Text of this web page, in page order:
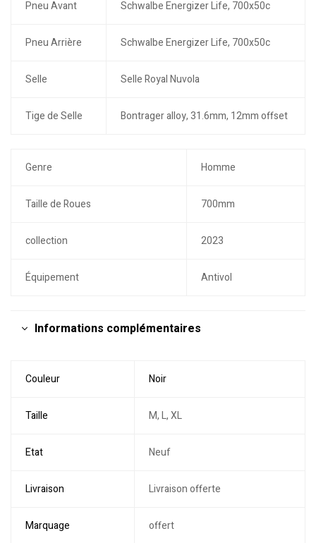
Pneu Avant Schwalbe Energizer Life, 700x50c
Pneu Arrière Schwalbe Energizer Life, 700x50c
Selle Selle Royal Nuvola
Tige de Selle Bontrager alloy, 31.6mm, 12mm offset
Genre Homme
Taille de Roues 700mm
collection 2023
Équipement Antivol
Informations complémentaires
Couleur Noir
Taille M, L, XL
Etat Neuf
Livraison Livraison offerte
Marquage offert